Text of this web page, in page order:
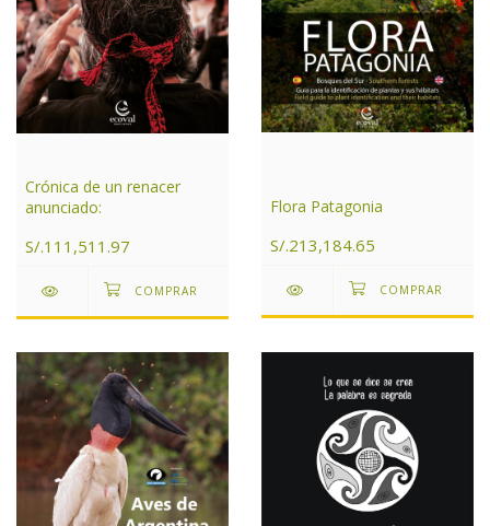
Crónica de un renacer
anunciado:
S/.111,511.97
Flora Patagonia
S/.213,184.65